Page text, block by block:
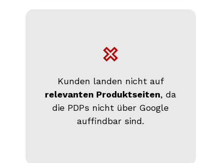
Kunden landen nicht auf
relevanten Produktseiten, da
die PDPs nicht über Google
auffindbar sind.